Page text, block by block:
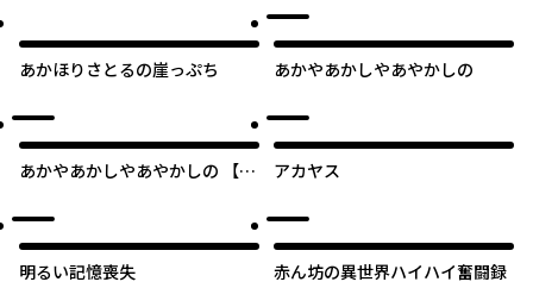
あかほりさとるの崖っぷち あかやあかしやあやかしの
あかやあかしやあやかしの 【タ
アカヤス
明るい記憶喪失 赤ん坊の異世界ハイハイ奮闘録